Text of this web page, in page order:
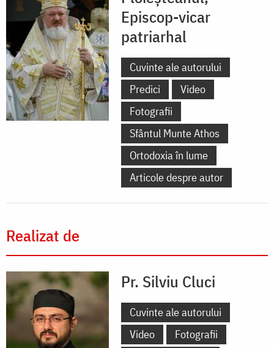
Episcop-vicar
patriarhal
Cuvinte ale autorului
Predici
Video
Fotografii
Sfântul Munte Athos
Ortodoxia în lume
Articole despre autor
Realizat de
Pr. Silviu Cluci
Cuvinte ale autorului
Video
Fotografii